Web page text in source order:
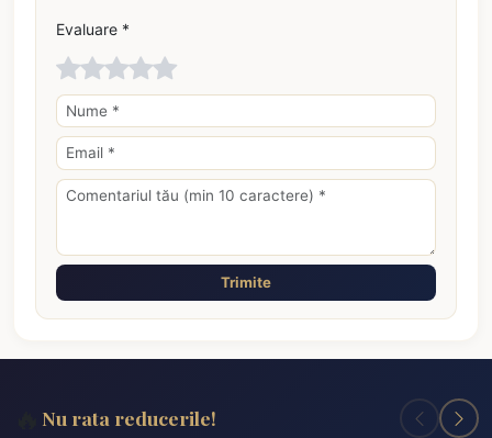
Evaluare *
Trimite
Nu rata reducerile!